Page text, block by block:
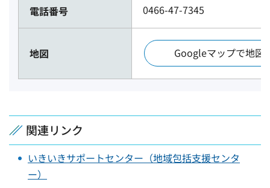
電話番号 0466-47-7345
地図 Googleマップで地図
関連リンク
いきいきサポートセンター（地域包括支援センタ
ー）